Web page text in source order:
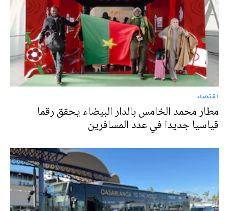
اقتصاد
مطار محمد الخامس بالدار البيضاء يحقق رقما
قياسيا جديدا في عدد المسافرين